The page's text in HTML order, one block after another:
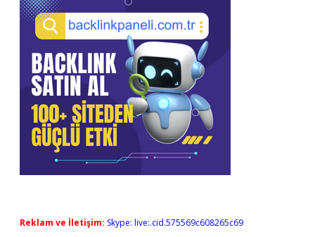
Reklam ve İletişim: Skype: live:.cid.575569c608265c69